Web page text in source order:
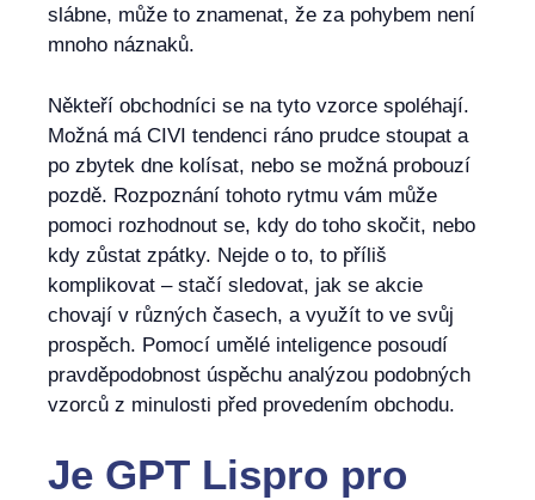
slábne, může to znamenat, že za pohybem není
mnoho náznaků.
Někteří obchodníci se na tyto vzorce spoléhají.
Možná má CIVI tendenci ráno prudce stoupat a
po zbytek dne kolísat, nebo se možná probouzí
pozdě. Rozpoznání tohoto rytmu vám může
pomoci rozhodnout se, kdy do toho skočit, nebo
kdy zůstat zpátky. Nejde o to, to příliš
komplikovat – stačí sledovat, jak se akcie
chovají v různých časech, a využít to ve svůj
prospěch. Pomocí umělé inteligence posoudí
pravděpodobnost úspěchu analýzou podobných
vzorců z minulosti před provedením obchodu.
Je GPT Lispro pro